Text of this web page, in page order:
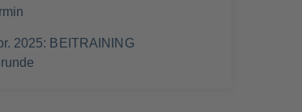
2025: BEITRAINING